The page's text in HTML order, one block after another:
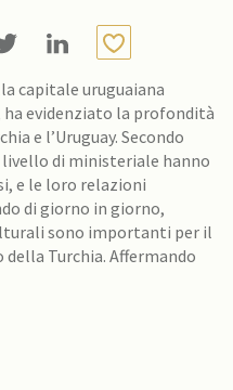
capitale uruguaiana
ha evidenziato la profondità
e l’Uruguay. Secondo
di ministeriale hanno
e le loro relazioni
di giorno in giorno,
sono importanti per il
Affermando